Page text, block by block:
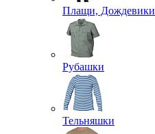
Плащи, Дождевики
Рубашки
Тельняшки